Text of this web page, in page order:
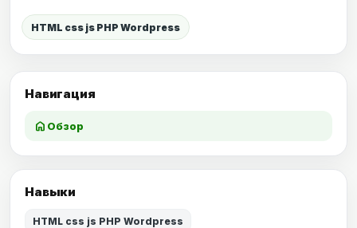
Навигация
home Обзор
Навыки
HTML css js PHP Wordpress
HTML css js PHP Wordpress